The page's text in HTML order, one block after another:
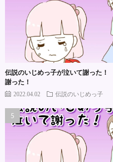
伝説のいじめっ子が泣いて謝った
謝った！
2022.04.02 伝説のいじめっ子